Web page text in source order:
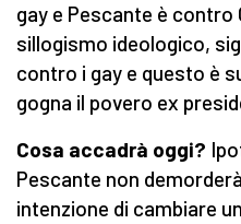
gay e Pescante è contro
sillogismo ideologico,
contro i gay e questo è
gogna il povero ex
Cosa accadrà oggi?
Pescante non
intenzione di cambiare